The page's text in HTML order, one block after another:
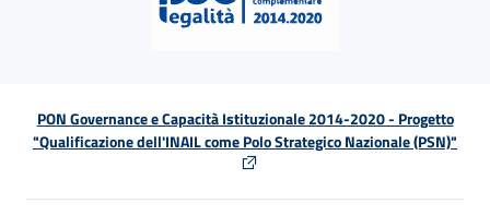
PON Governance e Capacità Istituzionale 2014-2020 - Progetto
"Qualificazione dell'INAIL come Polo Strategico Nazionale (PSN)"